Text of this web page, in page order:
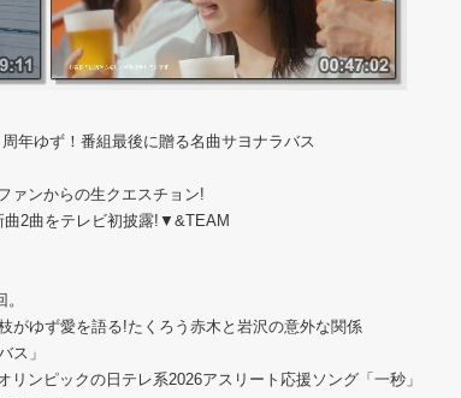
年ゆず！番組最後に贈る名曲サヨナラバス
ァンからの生クエスチョン!
2曲をテレビ初披露!▼&TEAM
がゆず愛を語る!たくろう赤木と岩沢の意外な関係
ス」
ンピックの日テレ系2026アスリート応援ソング「一秒」